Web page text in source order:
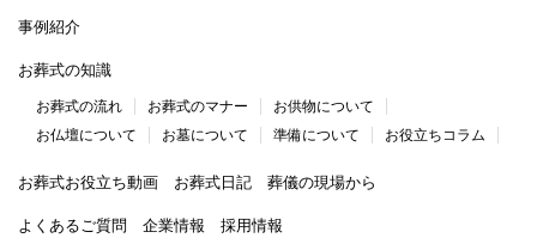
事例紹介
お葬式の知識
お葬式の流れ お葬式のマナー
お供物について
お仏壇について
お墓について 準備について お役立ちコラム
お葬式お役立ち動画 お葬式日記 葬儀の現場から
よくあるご質問 企業情報 採用情報